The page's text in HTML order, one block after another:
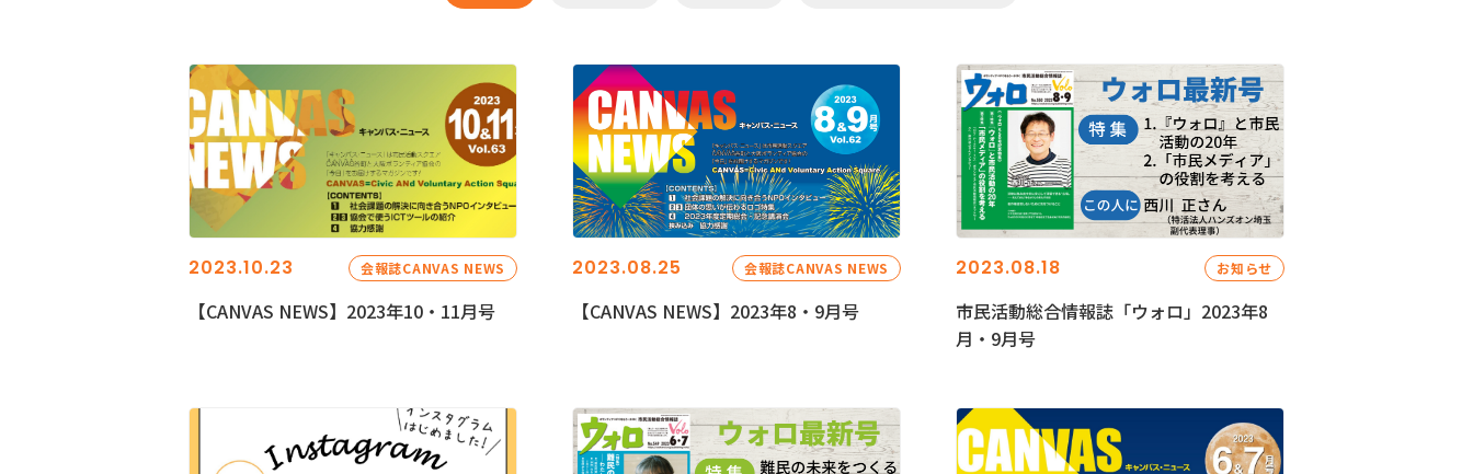
2023.10.23 会報誌CANVAS NEWS
【CANVAS NEWS】2023年10・11月号
2023.08.25 会報誌CANVAS NEWS
【CANVAS NEWS】2023年8・9月号
2023.08.18 お知らせ
市民活動総合情報誌「ウォロ」2023年8
月・9月号